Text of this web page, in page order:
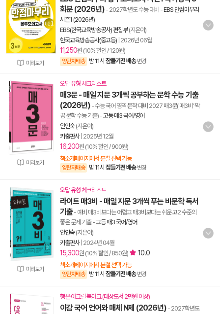
미리보기
회분 (2026년) - 2027학년도 수능 대비 -EBS 만점마무리
시즌1 (2026년)
EBS(한국교육방송공사) 편집부(지은이)
한국교육방송공사(중고등) 2026년 06월
11,250원 (10% 할인 / 120원)
양탄자배송 밤 11시 잠들기전 배송 변경
미리보기
오답 유형 체크리스트
매3문 - 매일 지문 3개씩 공부하는 문학 수능 기출
(2026년) - 수능 국어 영역 문학 대비 2027 매3문('매3비' 짝
꿍 문학 수능 기출) -고등 매3 국어/영어
안인숙(지은이)
키출판사| 2025년 12월
16,200원 (10% 할인 / 900원)
책소개페이지에서 분철 선택 가능
양탄자배송 밤 11시 잠들기전 배송 변경
미리보기
오답 유형 체크리스트
라이트 매3비 - 매일 지문 3개씩 푸는 비문학 독서
기출- 예비 매3비보다는 어렵고 매3비보다는 쉬운 고2 수준의
좋은 문제 기출-고등 매3 국어/영어
안인숙(지은이)
키출판사| 2024년 04월
15,300원 (10% 할인 / 850원) 10.0
책소개페이지에서 분철 선택 가능
양탄자배송 밤 11시 잠들기전 배송 변경
행운 아크릴 북마크 (대상도서 2만원 이상)
이감 국어 언어와 매체 N제 (2026년) - 2027학년도